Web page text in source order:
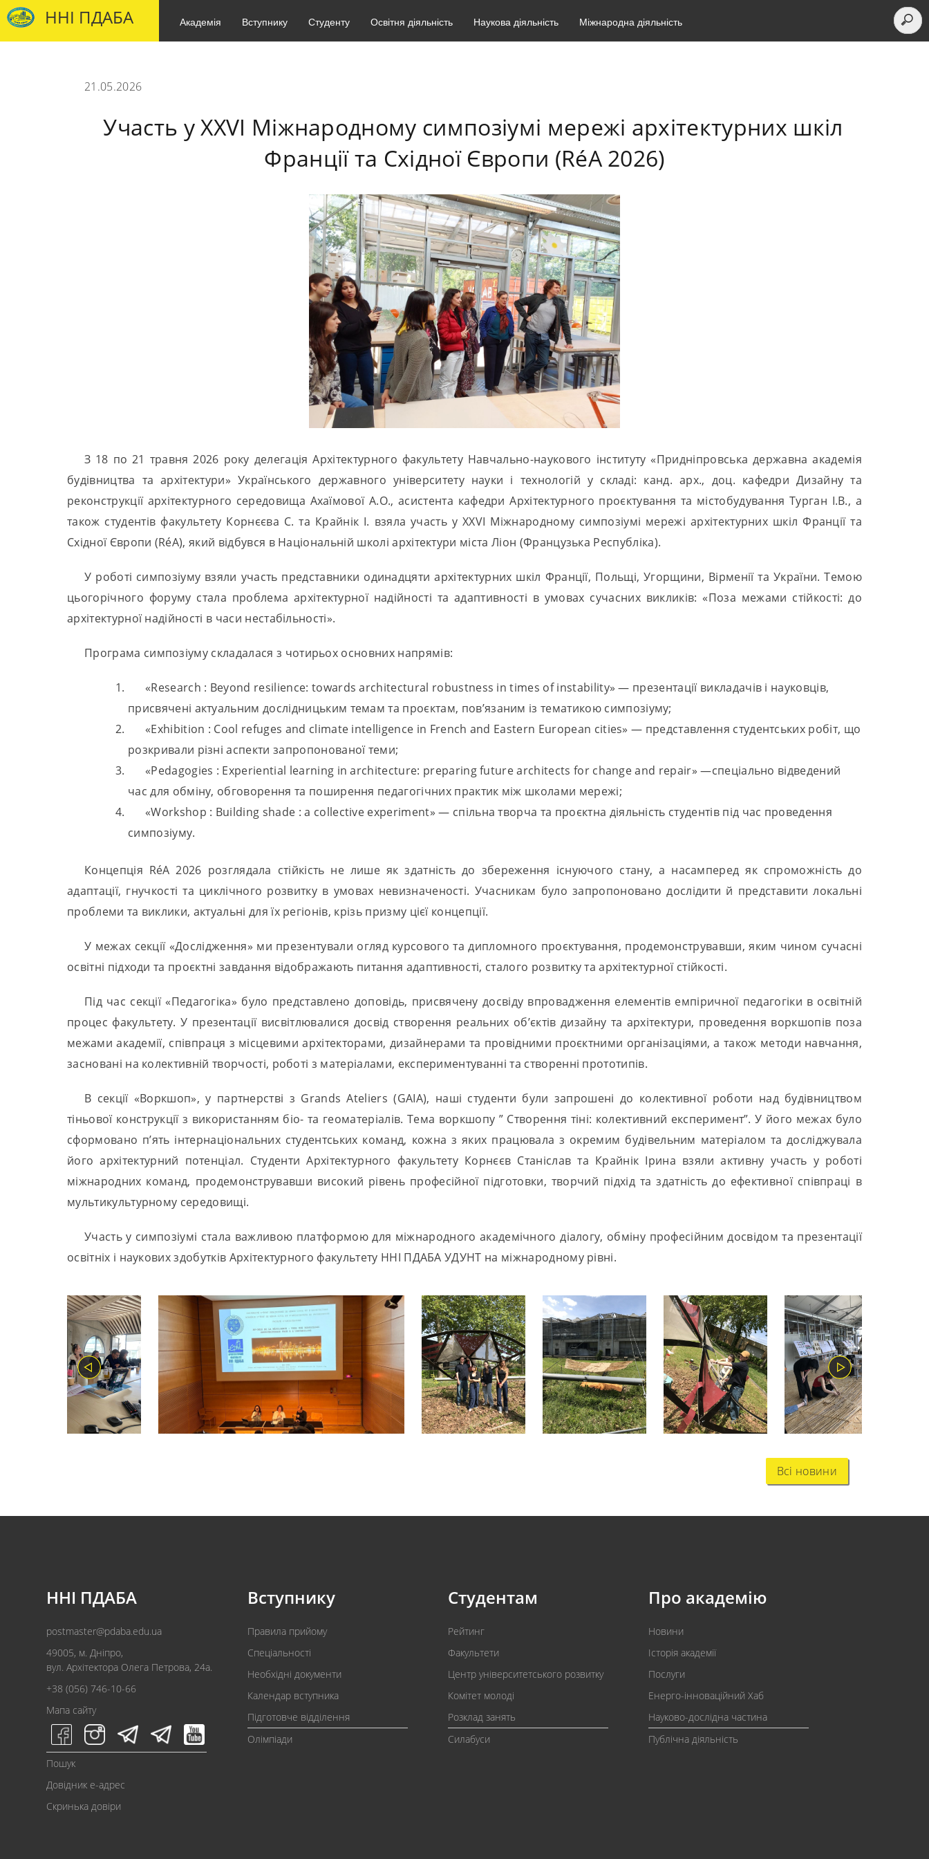
ННІ ПДАБА Академія Вступнику Студенту Освітня діяльність Наукова діяльність Міжнародна діяльність
21.05.2026
Участь у XXVI Міжнародному симпозіумі мережі архітектурних шкіл
Франції та Східної Європи (RéA 2026)
З 18 по 21 травня 2026 року делегація Архітектурного факультету Навчально-наукового інституту «Придніпровська державна академія
будівництва та архітектури» Українського державного університету науки і технологій у складі: канд. арх., доц. кафедри Дизайну та
реконструкції архітектурного середовища Ахаїмової А.О., асистента кафедри Архітектурного проєктування та містобудування Турган І.В., а
також студентів факультету Корнєєва С. та Крайнік І. взяла участь у XXVI Міжнародному симпозіумі мережі архітектурних шкіл Франції та
Східної Європи (RéA), який відбувся в Національній школі архітектури міста Ліон (Французька Республіка).
У роботі симпозіуму взяли участь представники одинадцяти архітектурних шкіл Франції, Польщі, Угорщини, Вірменії та України. Темою
цьогорічного форуму стала проблема архітектурної надійності та адаптивності в умовах сучасних викликів: «Поза межами стійкості: до
архітектурної надійності в часи нестабільності».
Програма симпозіуму складалася з чотирьох основних напрямів:
«Research : Beyond resilience: towards architectural robustness in times of instability» — презентації викладачів і науковців,
присвячені актуальним дослідницьким темам та проєктам, пов’язаним із тематикою симпозіуму;
«Exhibition : Cool refuges and climate intelligence in French and Eastern European cities» — представлення студентських робіт, що
розкривали різні аспекти запропонованої теми;
«Pedagogies : Experiential learning in architecture: preparing future architects for change and repair» —спеціально відведений
час для обміну, обговорення та поширення педагогічних практик між школами мережі;
«Workshop : Building shade : a collective experiment» — спільна творча та проєктна діяльність студентів під час проведення
симпозіуму.
Концепція RéA 2026 розглядала стійкість не лише як здатність до збереження існуючого стану, а насамперед як спроможність до
адаптації, гнучкості та циклічного розвитку в умовах невизначеності. Учасникам було запропоновано дослідити й представити локальні
проблеми та виклики, актуальні для їх регіонів, крізь призму цієї концепції.
У межах секції «Дослідження» ми презентували огляд курсового та дипломного проєктування, продемонструвавши, яким чином сучасні
освітні підходи та проєктні завдання відображають питання адаптивності, сталого розвитку та архітектурної стійкості.
Під час секції «Педагогіка» було представлено доповідь, присвячену досвіду впровадження елементів емпіричної педагогіки в освітній
процес факультету. У презентації висвітлювалися досвід створення реальних об’єктів дизайну та архітектури, проведення воркшопів поза
межами академії, співпраця з місцевими архітекторами, дизайнерами та провідними проєктними організаціями, а також методи навчання,
засновані на колективній творчості, роботі з матеріалами, експериментуванні та створенні прототипів.
В секції «Воркшоп», у партнерстві з Grands Ateliers (GAIA), наші студенти були запрошені до колективної роботи над будівництвом
тіньової конструкції з використанням біо- та геоматеріалів. Тема воркшопу ” Створення тіні: колективний експеримент”. У його межах було
сформовано п’ять інтернаціональних студентських команд, кожна з яких працювала з окремим будівельним матеріалом та досліджувала
його архітектурний потенціал. Студенти Архітектурного факультету Корнєєв Станіслав та Крайнік Ірина взяли активну участь у роботі
міжнародних команд, продемонструвавши високий рівень професійної підготовки, творчий підхід та здатність до ефективної співпраці в
мультикультурному середовищі.
Участь у симпозіумі стала важливою платформою для міжнародного академічного діалогу, обміну професійним досвідом та презентації
освітніх і наукових здобутків Архітектурного факультету ННІ ПДАБА УДУНТ на міжнародному рівні.
Всі новини
ННІ ПДАБА
postmaster@pdaba.edu.ua
49005, м. Дніпро,
вул. Архітектора Олега Петрова, 24а.
+38 (056) 746-10-66
Мапа сайту
Пошук
Довідник e-адрес
Скринька довіри
Вступнику
Правила прийому
Спеціальності
Необхідні документи
Календар вступника
Підготовче відділення
Олімпіади
Студентам
Рейтинг
Факультети
Центр університетського розвитку
Комітет молоді
Розклад занять
Силабуси
Про академію
Новини
Історія академії
Послуги
Енерго-інноваційний Хаб
Науково-дослідна частина
Публічна діяльність